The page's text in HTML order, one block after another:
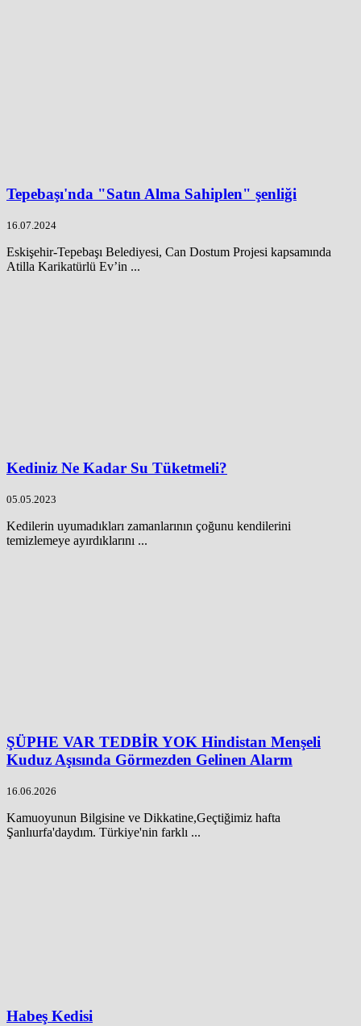
Tepebaşı'nda "Satın Alma Sahiplen" şenliği
16.07.2024
Eskişehir-Tepebaşı Belediyesi, Can Dostum Projesi kapsamında
Atilla Karikatürlü Ev’in ...
Kediniz Ne Kadar Su Tüketmeli?
05.05.2023
Kedilerin uyumadıkları zamanlarının çoğunu kendilerini
temizlemeye ayırdıklarını ...
ŞÜPHE VAR TEDBİR YOK Hindistan Menşeli
Kuduz Aşısında Görmezden Gelinen Alarm
16.06.2026
Kamuoyunun Bilgisine ve Dikkatine,Geçtiğimiz hafta
Şanlıurfa'daydım. Türkiye'nin farklı ...
Habeş Kedisi